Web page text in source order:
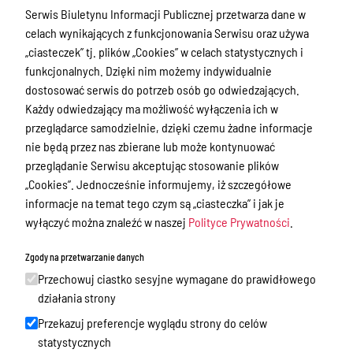
Praca w Starostwie
Akty prawne
Informacje, konkursy, ogłoszenia
Plan postępowań o udzielenie
zamówień publicznych
Menu Podmiotowe
Nieodpłatna Pomoc Prawna w Powiecie
Gołdapskim
Wykazy danych o dokumentach
zawierających informacje o środowisku
i jego ochronie
Audyty i kontrole
Organizacje pozarządowe
Serwis Biuletynu Informacji Publicznej przetwarza dane w
celach wynikających z funkcjonowania Serwisu oraz używa
„ciasteczek” tj. plików „Cookies” w celach statystycznych i
funkcjonalnych. Dzięki nim możemy indywidualnie
dostosować serwis do potrzeb osób go odwiedzających.
Każdy odwiedzający ma możliwość wyłączenia ich w
przeglądarce samodzielnie, dzięki czemu żadne informacje
nie będą przez nas zbierane lub może kontynuować
przeglądanie Serwisu akceptując stosowanie plików
„Cookies”. Jednocześnie informujemy, iż szczegółowe
informacje na temat tego czym są „ciasteczka” i jak je
wyłączyć można znaleźć w naszej Polityce Prywatności
Zgody na przetwarzanie danych
Przechowuj ciastko sesyjne wymagane do prawidłowego
działania strony
Przekazuj preferencje wyglądu strony do celów
statystycznych